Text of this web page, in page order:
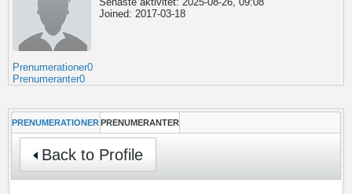
Joined: 2017-03-18
Prenumerationer0
Prenumeranter0
PRENUMERATIONER PRENUMERANTER
Back to Profile